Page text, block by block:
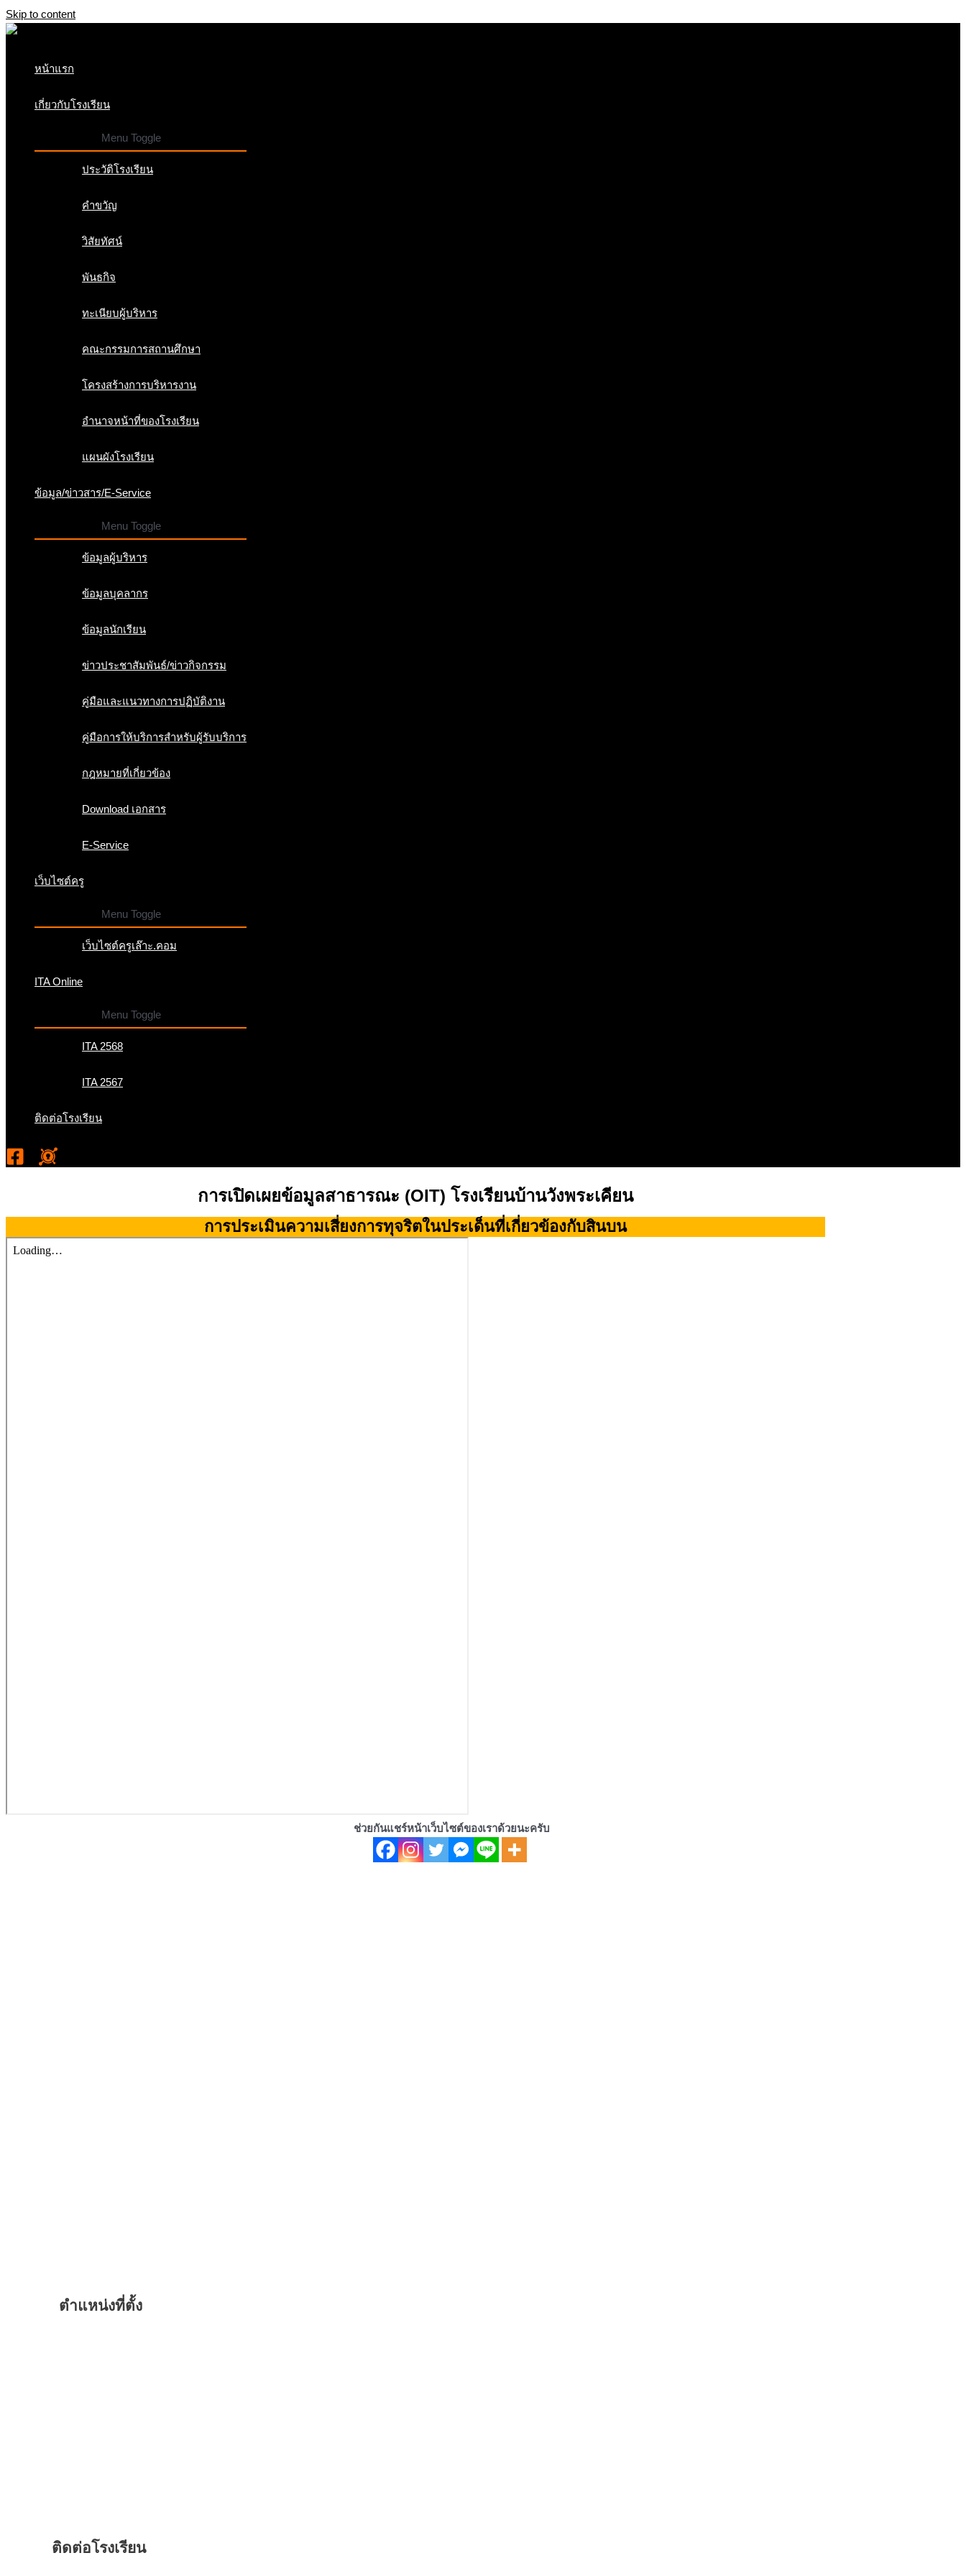
Skip to content
หน้าแรก
เกี่ยวกับโรงเรียน
Menu Toggle
ประวัติโรงเรียน
คำขวัญ
วิสัยทัศน์
พันธกิจ
ทะเนียบผู้บริหาร
คณะกรรมการสถานศึกษา
โครงสร้างการบริหารงาน
อำนาจหน้าที่ของโรงเรียน
แผนผังโรงเรียน
ข้อมูล/ข่าวสาร/E-Service
Menu Toggle
ข้อมูลผู้บริหาร
ข้อมูลบุคลากร
ข้อมูลนักเรียน
ข่าวประชาสัมพันธ์/ข่าวกิจกรรม
คู่มือและแนวทางการปฏิบัติงาน
คู่มือการให้บริการสำหรับผู้รับบริการ
กฎหมายที่เกี่ยวข้อง
Download เอกสาร
E-Service
เว็บไซต์ครู
Menu Toggle
เว็บไซต์ครูเล๊าะ.คอม
ITA Online
Menu Toggle
ITA 2568
ITA 2567
ติดต่อโรงเรียน
การเปิดเผยข้อมูลสาธารณะ (OIT) โรงเรียนบ้านวังพระเคียน
การประเมินความเสี่ยงการทุจริตในประเด็นที่เกี่ยวข้องกับสินบน
ช่วยกันแชร์หน้าเว็บไซต์ของเราด้วยนะครับ
ตำแหน่งที่ตั้ง
ติดต่อโรงเรียน